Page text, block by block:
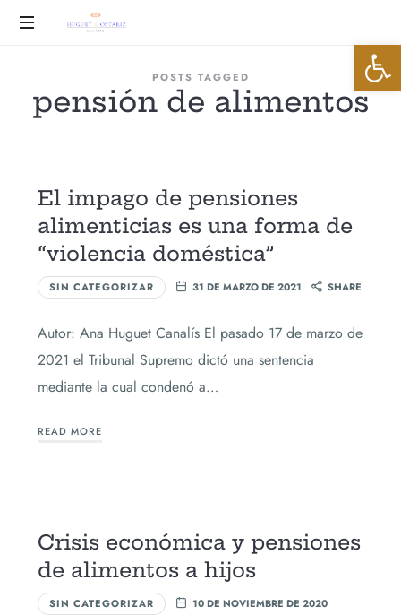
Huguet
Ostáriz
POSTS TAGGED
pensión de alimentos
El impago de pensiones
alimenticias es una forma de
“violencia doméstica”
SIN CATEGORIZAR 31 DE MARZO DE 2021 SHARE
Autor: Ana Huguet Canalís El pasado 17 de marzo de
2021 el Tribunal Supremo dictó una sentencia
mediante la cual condenó a…
READ MORE
Crisis económica y pensiones
de alimentos a hijos
SIN CATEGORIZAR
10 DE NOVIEMBRE DE 2020
Abrir